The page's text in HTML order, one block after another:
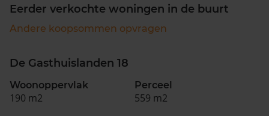
Eerder verkochte woningen in de buurt
Andere koopsommen opvragen
De Gasthuislanden 18
Woonoppervlak
190 m2
Perceel
559 m2